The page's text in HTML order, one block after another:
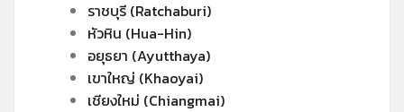
ราชบุรี (Ratchaburi)
หัวหิน (Hua-Hin)
อยุธยา (Ayutthaya)
เขาใหญ่ (Khaoyai)
เชียงใหม่ (Chiangmai)